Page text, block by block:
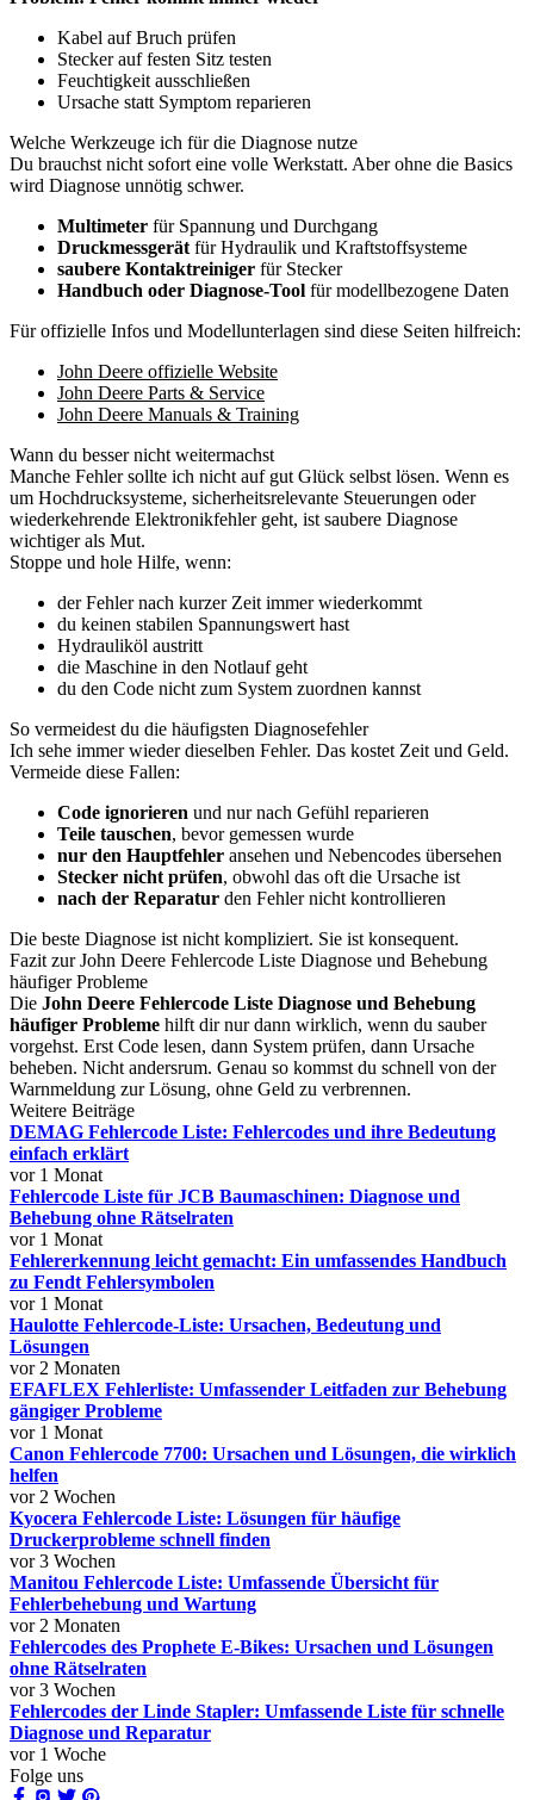
Kabel auf Bruch prüfen
Stecker auf festen Sitz testen
Feuchtigkeit ausschließen
Ursache statt Symptom reparieren
Welche Werkzeuge ich für die Diagnose nutze
Du brauchst nicht sofort eine volle Werkstatt. Aber ohne die Basics
wird Diagnose unnötig schwer.
Multimeter für Spannung und Durchgang
Druckmessgerät für Hydraulik und Kraftstoffsysteme
saubere Kontaktreiniger für Stecker
Handbuch oder Diagnose-Tool für modellbezogene Daten
Für offizielle Infos und Modellunterlagen sind diese Seiten hilfreich:
John Deere offizielle Website
John Deere Parts & Service
John Deere Manuals & Training
Wann du besser nicht weitermachst
Manche Fehler sollte ich nicht auf gut Glück selbst lösen. Wenn es
um Hochdrucksysteme, sicherheitsrelevante Steuerungen oder
wiederkehrende Elektronikfehler geht, ist saubere Diagnose
wichtiger als Mut.
Stoppe und hole Hilfe, wenn:
der Fehler nach kurzer Zeit immer wiederkommt
du keinen stabilen Spannungswert hast
Hydrauliköl austritt
die Maschine in den Notlauf geht
du den Code nicht zum System zuordnen kannst
So vermeidest du die häufigsten Diagnosefehler
Ich sehe immer wieder dieselben Fehler. Das kostet Zeit und Geld.
Vermeide diese Fallen:
Code ignorieren und nur nach Gefühl reparieren
Teile tauschen, bevor gemessen wurde
nur den Hauptfehler ansehen und Nebencodes übersehen
Stecker nicht prüfen, obwohl das oft die Ursache ist
nach der Reparatur den Fehler nicht kontrollieren
Die beste Diagnose ist nicht kompliziert. Sie ist konsequent.
Fazit zur John Deere Fehlercode Liste Diagnose und Behebung
häufiger Probleme
Die John Deere Fehlercode Liste Diagnose und Behebung
häufiger Probleme hilft dir nur dann wirklich, wenn du sauber
vorgehst. Erst Code lesen, dann System prüfen, dann Ursache
beheben. Nicht andersrum. Genau so kommst du schnell von der
Warnmeldung zur Lösung, ohne Geld zu verbrennen.
Weitere Beiträge
DEMAG Fehlercode Liste: Fehlercodes und ihre Bedeutung
einfach erklärt
vor 1 Monat
Fehlercode Liste für JCB Baumaschinen: Diagnose und
Behebung ohne Rätselraten
vor 1 Monat
Fehlererkennung leicht gemacht: Ein umfassendes Handbuch
zu Fendt Fehlersymbolen
vor 1 Monat
Haulotte Fehlercode-Liste: Ursachen, Bedeutung und
Lösungen
vor 2 Monaten
EFAFLEX Fehlerliste: Umfassender Leitfaden zur Behebung
gängiger Probleme
vor 1 Monat
Canon Fehlercode 7700: Ursachen und Lösungen, die wirklich
helfen
vor 2 Wochen
Kyocera Fehlercode Liste: Lösungen für häufige
Druckerprobleme schnell finden
vor 3 Wochen
Manitou Fehlercode Liste: Umfassende Übersicht für
Fehlerbehebung und Wartung
vor 2 Monaten
Fehlercodes des Prophete E-Bikes: Ursachen und Lösungen
ohne Rätselraten
vor 3 Wochen
Fehlercodes der Linde Stapler: Umfassende Liste für schnelle
Diagnose und Reparatur
vor 1 Woche
Folge uns